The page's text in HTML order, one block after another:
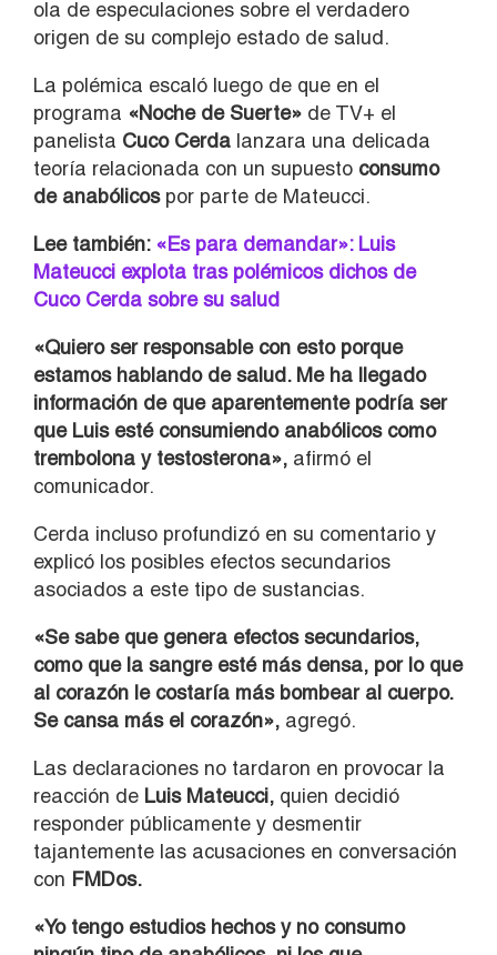
ola de especulaciones sobre el verdadero
origen de su complejo estado de salud.
La polémica escaló luego de que en el
programa «Noche de Suerte» de TV+ el
panelista Cuco Cerda lanzara una delicada
teoría relacionada con un supuesto consumo
de anabólicospor parte de Mateucci.
Lee también:«Es para demandar»: Luis
Mateucci explota tras polémicos dichos de
Cuco Cerda sobre su salud
«Quiero ser responsable con esto porque
estamos hablando de salud. Me ha llegado
información de que aparentemente podría ser
que Luis esté consumiendo anabólicos como
trembolona y testosterona», afirmó el
comunicador.
Cerda incluso profundizó en su comentario y
explicó los posibles efectos secundarios
asociados a este tipo de sustancias.
«Se sabe que genera efectos secundarios,
como que la sangre esté más densa, por lo que
al corazón le costaría más bombear al cuerpo.
Se cansa más el corazón», agregó.
Las declaraciones no tardaron en provocar la
reacción de Luis Mateucci, quien decidió
responder públicamente y desmentir
tajantemente las acusaciones en conversación
con FMDos.
«Yo tengo estudios hechos y no consumo